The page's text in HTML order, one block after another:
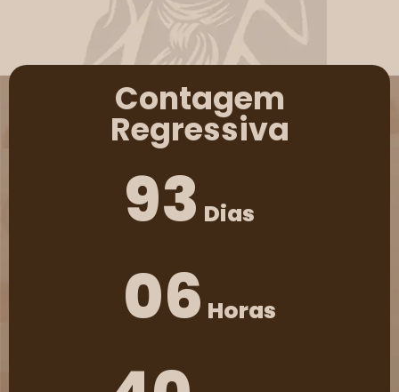
Contagem
Regressiva
93 Dias
06 Horas